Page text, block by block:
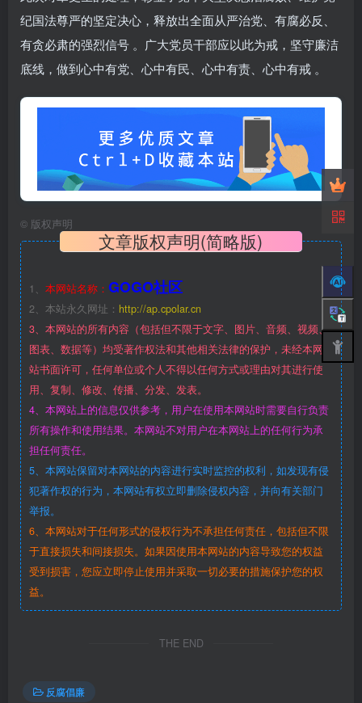
纪国法尊严的坚定决心，释放出全面从严治党、有腐必反、
有贪必肃的强烈信号 。广大党员干部应以此为戒，坚守廉洁
底线，做到心中有党、心中有民、心中有责、心中有戒 。
© 版权声明
文章版权声明(简略版)
1、 本网站名称： GOGO社区
2、本站永久网址： http://ap.cpolar.cn
3、本网站的所有内容（包括但不限于文字、图片、音频、视频、
图表、数据等）均受著作权法和其他相关法律的保护，未经本网
站书面许可，任何单位或个人不得以任何方式或理由对其进行使
用、复制、修改、传播、分发、发表。
4、本网站上的信息仅供参考，用户在使用本网站时需要自行负责
所有操作和使用结果。本网站不对用户在本网站上的任何行为承
担任何责任。
5、本网站保留对本网站的内容进行实时监控的权利，如发现有侵
犯著作权的行为，本网站有权立即删除侵权内容，并向有关部门
举报。
6、本网站对于任何形式的侵权行为不承担任何责任，包括但不限
于直接损失和间接损失。如果因使用本网站的内容导致您的权益
受到损害，您应立即停止使用并采取一切必要的措施保护您的权
益。
THE END
反腐倡廉